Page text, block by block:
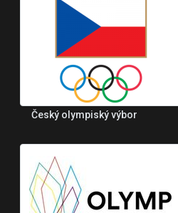
Český olympiský výbor